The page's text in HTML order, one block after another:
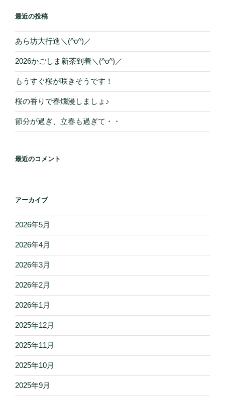
最近の投稿
あら坊大行進＼(^o^)／
2026かごしま新茶到着＼(^o^)／
もうすぐ桜が咲きそうです！
桜の香りで春爛漫しましょ♪
節分が過ぎ、立春も過ぎて・・
最近のコメント
アーカイブ
2026年5月
2026年4月
2026年3月
2026年2月
2026年1月
2025年12月
2025年11月
2025年10月
2025年9月